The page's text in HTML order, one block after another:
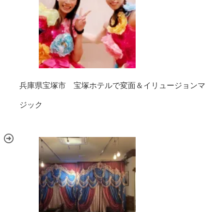
兵庫県宝塚市 宝塚ホテルで変面＆イリュージョンマ
ジック